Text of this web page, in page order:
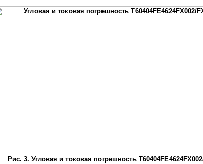
Рис. 3. Угловая и токовая погрешность